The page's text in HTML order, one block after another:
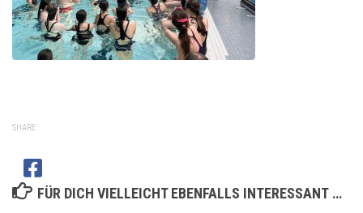
SHARE
FÜR DICH VIELLEICHT EBENFALLS INTERESSANT …